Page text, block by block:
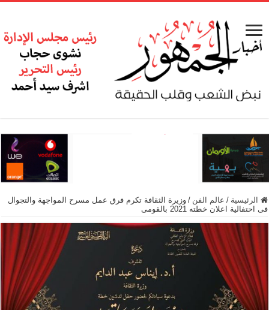
الرئيسية / عالم الفن / وزيرة الثقافة تكرم فرق عمل مسرح المواجهة والتجوال
فى احتفالية اعلان خطته 2021 بالقومى